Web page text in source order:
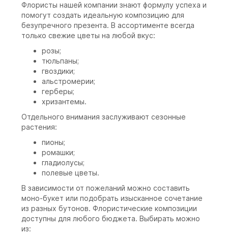
Флористы нашей компании знают формулу успеха и
помогут создать идеальную композицию для
безупречного презента. В ассортименте всегда
только свежие цветы на любой вкус:
розы;
тюльпаны;
гвоздики;
альстромерии;
герберы;
хризантемы.
Отдельного внимания заслуживают сезонные
растения:
пионы;
ромашки;
гладиолусы;
полевые цветы.
В зависимости от пожеланий можно составить
моно-букет или подобрать изысканное сочетание
из разных бутонов. Флористические композиции
доступны для любого бюджета. Выбирать можно
из: